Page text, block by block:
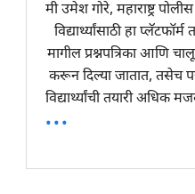
मी उमेश गोरे, महाराष्ट्र
विद्यार्थ्यांसाठी हा
मागील प्रश्नपत्रिका आणि
करून दिल्या जातात, तसेच
विद्यार्थ्यांची तयारी अधिक
...